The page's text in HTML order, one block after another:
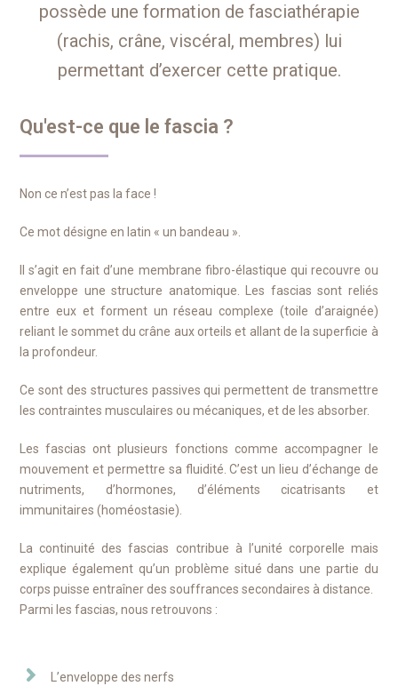
possède une formation de fasciathérapie
(rachis, crâne, viscéral, membres) lui
permettant d’exercer cette pratique.
Qu'est-ce que le fascia ?
Non ce n’est pas la face !
Ce mot désigne en latin « un bandeau ».
Il s’agit en fait d’une membrane fibro-élastique qui recouvre ou
enveloppe une structure anatomique. Les fascias sont reliés
entre eux et forment un réseau complexe (toile d’araignée)
reliant le sommet du crâne aux orteils et allant de la superficie à
la profondeur.
Ce sont des structures passives qui permettent de transmettre
les contraintes musculaires ou mécaniques, et de les absorber.
Les fascias ont plusieurs fonctions comme accompagner le
mouvement et permettre sa fluidité. C’est un lieu d’échange de
nutriments, d’hormones, d’éléments cicatrisants et
immunitaires (homéostasie).
La continuité des fascias contribue à l’unité corporelle mais
explique également qu’un problème situé dans une partie du
corps puisse entraîner des souffrances secondaires à distance.
Parmi les fascias, nous retrouvons :
L’enveloppe des nerfs